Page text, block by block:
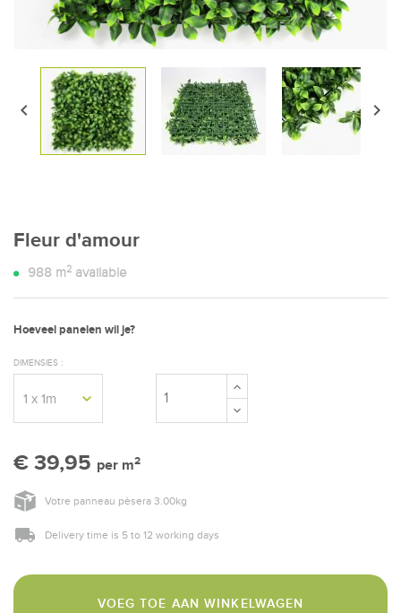
 
Fleur d'amour
988 m2 available
DIMENSIES :
Hoeveel panelen wil je?
€ 39,95 per m2
Votre panneau pèsera 3.00kg
Delivery time is 5 to 12 working days
VOEG TOE AAN WINKELWAGEN